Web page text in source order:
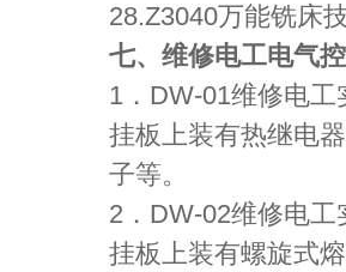
28.Z3040万能铣床
七、维修电工电气
1．DW-01维修电
挂板上装有热继电
子等。
2．DW-02维修电
挂板上装有螺旋式